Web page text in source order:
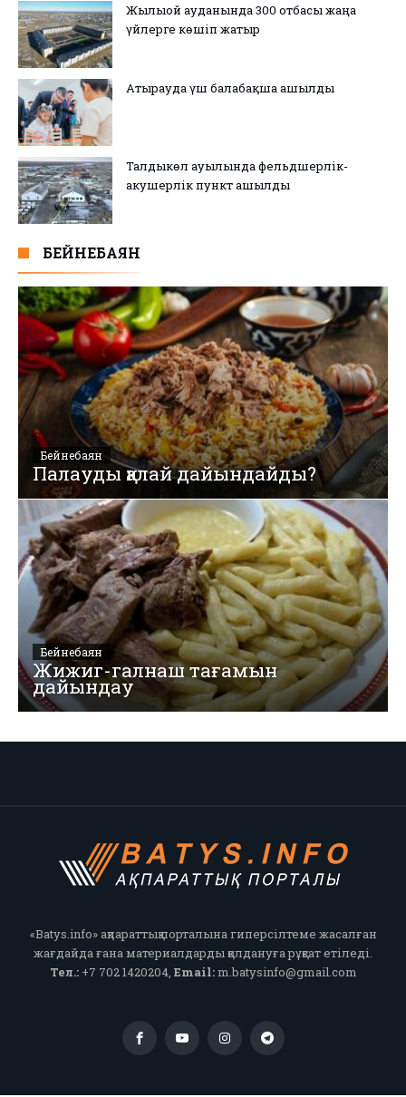
Жылыой ауданында 300 отбасы жаңа
үйлерге көшіп жатыр
Атырауда үш балабақша ашылды
Талдыкөл ауылында фельдшерлік-
акушерлік пункт ашылды
БЕЙНЕБАЯН
Бейнебаян
Палауды қалай дайындайды?
Бейнебаян
Жижиг-галнаш тағамын
дайындау
«Batys.info» ақпараттық порталына гиперсілтеме жасалған
жағдайда ғана материалдарды қолдануға рұқсат етіледі.
Тел.:+7 702 1420204, Email:m.batysinfo@gmail.com